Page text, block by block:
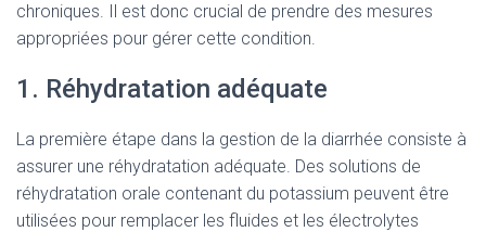
chroniques. Il est donc crucial de prendre des mesures
appropriées pour gérer cette condition.
1. Réhydratation adéquate
La première étape dans la gestion de la diarrhée consiste à
assurer une réhydratation adéquate. Des solutions de
réhydratation orale contenant du potassium peuvent être
utilisées pour remplacer les fluides et les électrolytes